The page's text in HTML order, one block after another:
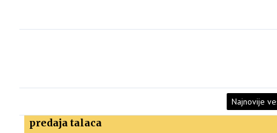
Najnovije
Izrael zaustavlja oslobađanje palestinskih
predaja talaca